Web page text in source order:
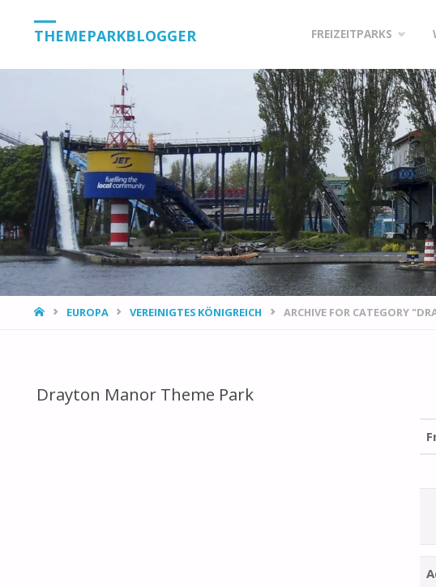
THEMEPARKBLOGGER
content
FREIZEITPARKS
HOMEEUROPA VEREINIGTES KÖNIGREICH ARCHIVE FOR CATEGORY
Drayton Manor Theme Park